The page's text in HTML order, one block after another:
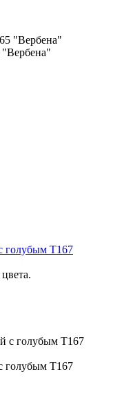
голубым Т167
голубым Т167